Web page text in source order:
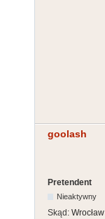
goolash
Pretendent
Nieaktywny
Skąd: Wrocław